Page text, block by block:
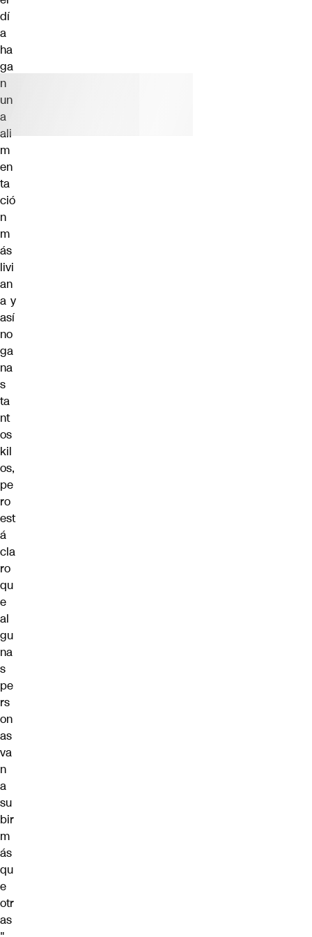
dí
a
ha
ga
n
un
a
ali
m
en
ta
ció
n
m
ás
livi
an
a y
así
no
ga
na
s
ta
nt
os
kil
os,
pe
ro
est
á
cla
ro
qu
e
al
gu
na
s
pe
rs
on
as
va
n
a
su
bir
m
ás
qu
e
otr
as